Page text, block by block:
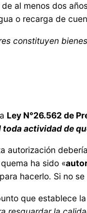
al menos dos
o recarga de
constituyen
Ley N°26.562 de
actividad de
autorización
ha sido «
hacerlo. Si no
que establece la